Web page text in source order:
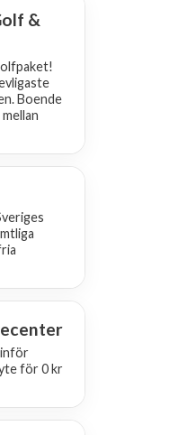
&
Boende
inför
för 0 kr